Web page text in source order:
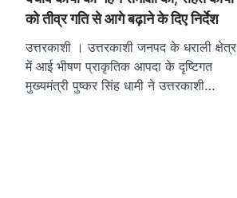
को तीव्र गति से आगे बढ़ाने के दिए निर्देश
उत्तरकाशी । उत्तरकाशी जनपद के धराली क्षेत्र
में आई भीषण प्राकृतिक आपदा के दृष्टिगत
मुख्यमंत्री पुष्कर सिंह धामी ने उत्तरकाशी…